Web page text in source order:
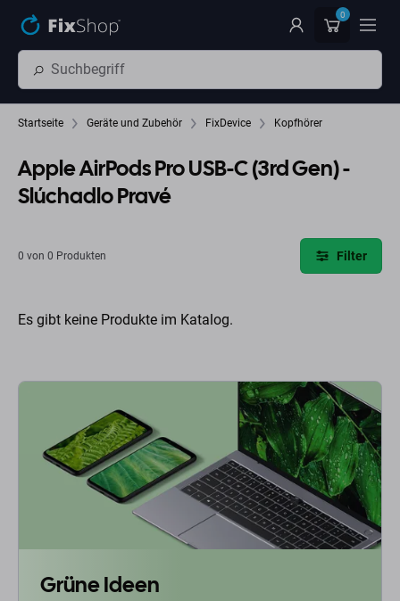
0
Startseite Geräte und Zubehör FixDevice Kopfhörer
Apple AirPods Pro USB-C (3rd Gen) -
Slúchadlo Pravé
0 von 0 Produkten Filter
Es gibt keine Produkte im Katalog.
Grüne Ideen